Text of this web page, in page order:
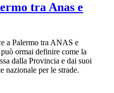
tra Anas e
a Palermo tra ANAS e
ormai definire come la
dalla Provincia e dai suoi
nazionale per le strade.